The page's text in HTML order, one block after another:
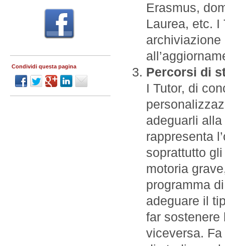
Erasmus,
Laurea, etc.
Percorsi di
I Tutor, di
adeguarli
rappresenta
soprattutto
motoria
programma
adeguare il
far sostenere
viceversa.
Condividi questa pagina